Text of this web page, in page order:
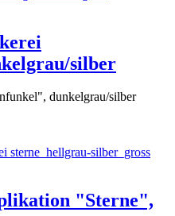
silber
dunkelgrau/silber
"Sterne",